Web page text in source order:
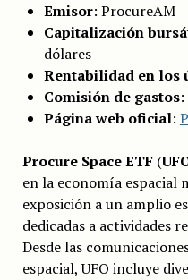
Emisor: ProcureAM
Capitalización
dólares
Rentabilidad en los
Comisión de gastos:
Página web oficial:
Procure Space ETF(
en la economía espacial
exposición a un amplio
dedicadas a actividades
Desde las
espacial, UFO incluye